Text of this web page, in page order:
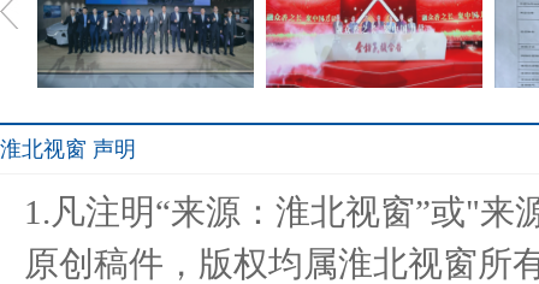
MAZDA EZ-6
界”！
淮北视窗 声明
1.凡注明“来源：淮北视窗”或"
原创稿件，版权均属淮北视窗所